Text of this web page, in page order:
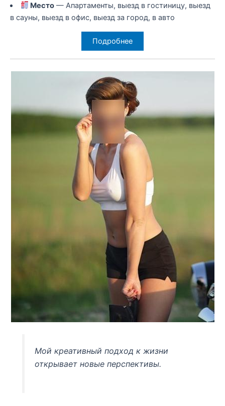
Место — Апартаменты, выезд в гостиницу, выезд
в сауны, выезд в офис, выезд за город, в авто
Подробнее
Мой креативный подход к жизни
открывает новые перспективы.